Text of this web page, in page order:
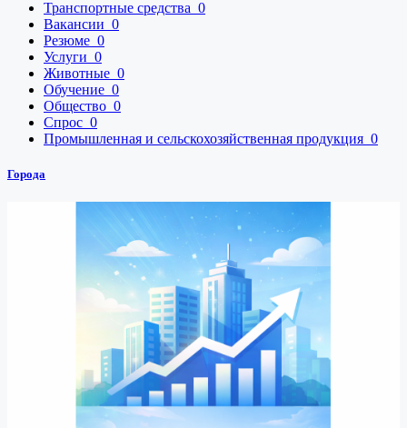
Транспортные средства 0
Вакансии 0
Резюме 0
Услуги 0
Животные 0
Обучение 0
Общество 0
Спрос 0
Промышленная и сельскохозяйственная продукция 0
Города